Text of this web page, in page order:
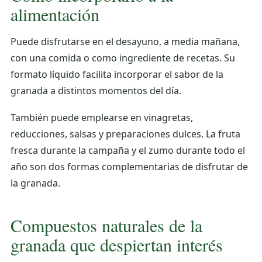
alimentación
Puede disfrutarse en el desayuno, a media mañana,
con una comida o como ingrediente de recetas. Su
formato líquido facilita incorporar el sabor de la
granada a distintos momentos del día.
También puede emplearse en vinagretas,
reducciones, salsas y preparaciones dulces. La fruta
fresca durante la campaña y el zumo durante todo el
año son dos formas complementarias de disfrutar de
la granada.
Compuestos naturales de la
granada que despiertan interés